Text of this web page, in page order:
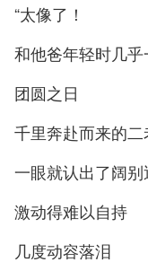
“太像了！
和他爸年轻时几乎
团圆之日
千里奔赴而来的二
一眼就认出了阔
激动得难以自持
几度动容落泪